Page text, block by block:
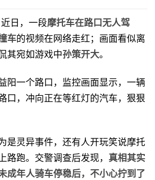
日，一段摩托车在路口无人驾
车的视频在网络走红；画面看似离
其宛如游戏中孙策开大。
阳一个路口，监控画面显示，一辆
口，冲向正在等红灯的汽车，狠狠
是灵异事件，还有人开玩笑说摩托
路跑。交警调查后发现， 真相其实
成年人骑车停稳后，不小心拧到了